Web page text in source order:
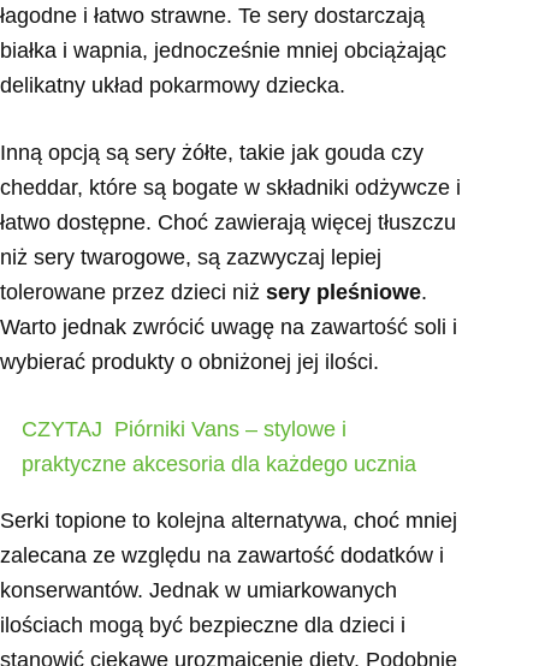
łagodne i łatwo strawne. Te sery dostarczają
białka i wapnia, jednocześnie mniej obciążając
delikatny układ pokarmowy dziecka.
Inną opcją są sery żółte, takie jak gouda czy
cheddar, które są bogate w składniki odżywcze i
łatwo dostępne. Choć zawierają więcej tłuszczu
niż sery twarogowe, są zazwyczaj lepiej
tolerowane przez dzieci niż sery pleśniowe.
Warto jednak zwrócić uwagę na zawartość soli i
wybierać produkty o obniżonej jej ilości.
CZYTAJ Piórniki Vans – stylowe i
praktyczne akcesoria dla każdego ucznia
Serki topione to kolejna alternatywa, choć mniej
zalecana ze względu na zawartość dodatków i
konserwantów. Jednak w umiarkowanych
ilościach mogą być bezpieczne dla dzieci i
stanowić ciekawe urozmaicenie diety. Podobnie